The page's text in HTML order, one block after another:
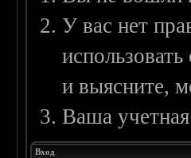
У вас нет
и выясните,
Ваша
Вход